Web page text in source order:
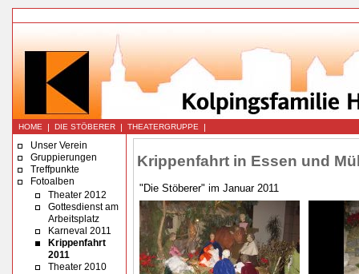
HOME | DIE STÖBERER | THEATERGRUPPE |
Unser Verein
Gruppierungen
Treffpunkte
Fotoalben
Theater 2012
Gottesdienst am
Arbeitsplatz
Karneval 2011
Krippenfahrt
2011
Theater 2010
Krippenfahrt in Essen und
"Die Stöberer" im Januar 2011